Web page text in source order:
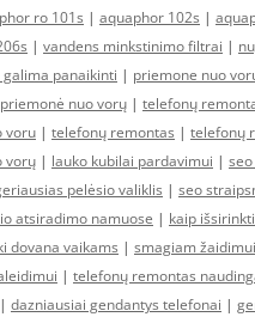
ro 101s | aquaphor 102s |
| vandens minkstinimo filtrai |
galima panaikinti | priemone nuo
priemonė nuo vorų | telefonų
voru | telefonų remontas | telefonų
vorų | lauko kubilai pardavimui |
pelėsio valiklis | seo
atsiradimo namuose | kaip
dovana vaikams | smagiam
| telefonų remontas
| dazniausiai gendantys telefonai |